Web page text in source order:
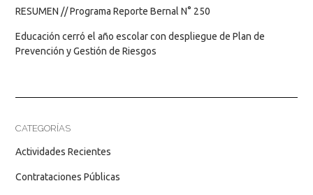
RESUMEN // Programa Reporte Bernal N° 250
Educación cerró el año escolar con despliegue de Plan de
Prevención y Gestión de Riesgos
CATEGORÍAS
Actividades Recientes
Contrataciones Públicas